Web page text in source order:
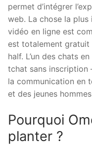
permet d’intégrer
web. La chose la plus
vidéo en ligne est
est totalement gratuit
half. L’un des chats
tchat sans inscription
la communication en
et des jeunes
Pourquoi
planter ?